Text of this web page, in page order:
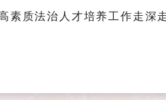
素质法治人才培养工作走深